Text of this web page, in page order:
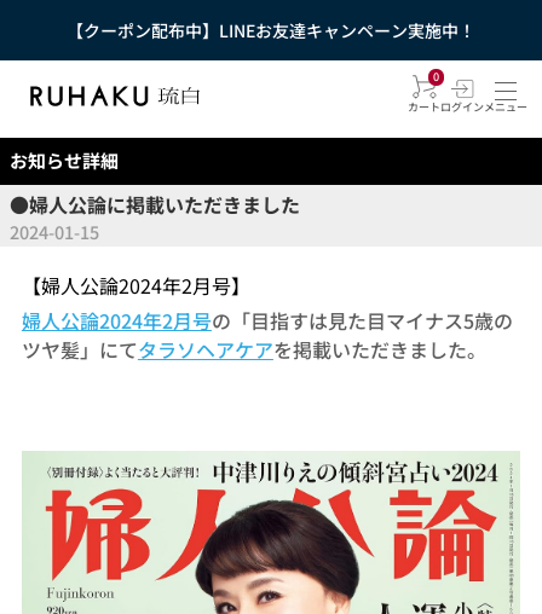
【クーポン配布中】LINEお友達キャンペーン実施中！
0
カートログインメニュー
お知らせ詳細
●婦人公論に掲載いただきました
2024-01-15
【婦人公論2024年2月号】
婦人公論2024年2月号の「目指すは見た目マイナス5歳の
ツヤ髪」にてタラソヘアケアを掲載いただきました。